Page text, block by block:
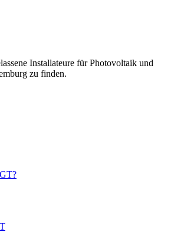
Installateure für Photovoltaik und
zu finden.